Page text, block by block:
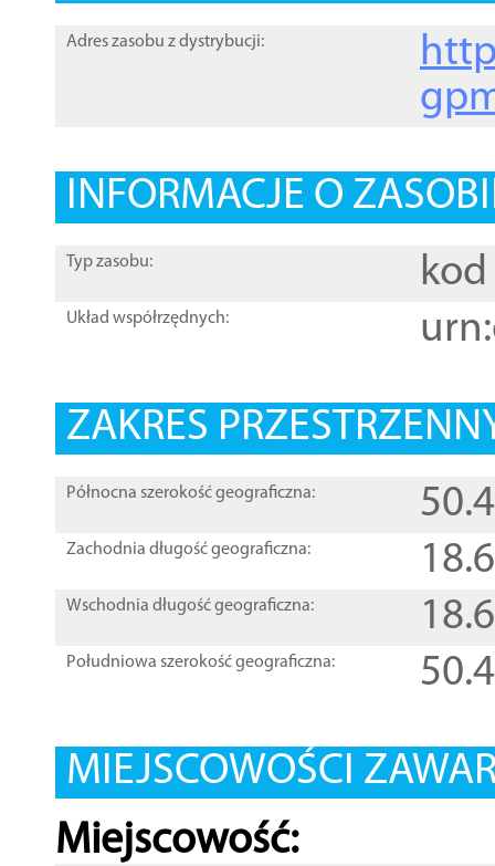
Adres zasobu z dystrybucji:
INFORMACJE O
Typ zasobu: kod
Układ współrzędnych:
ZAKRES
Północna szerokość geograficzna:
Zachodnia długość geograficzna:
Wschodnia długość geograficzna:
Południowa szerokość geograficzna:
MIEJSCOWOŚCI
Miejscowość: